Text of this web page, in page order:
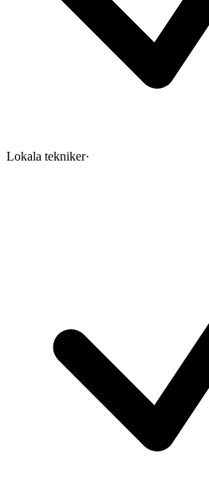
Lokala tekniker·